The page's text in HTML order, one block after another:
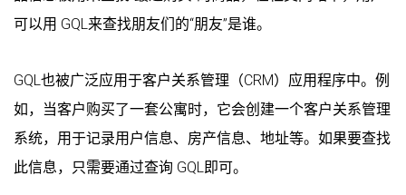
可以用 GQL来查找朋友们的“朋友”是谁。
GQL也被广泛应用于客户关系管理（CRM）应用程序中。例
如，当客户购买了一套公寓时，它会创建一个客户关系管理
系统，用于记录用户信息、房产信息、地址等。如果要查找
此信息，只需要通过查询 GQL即可。